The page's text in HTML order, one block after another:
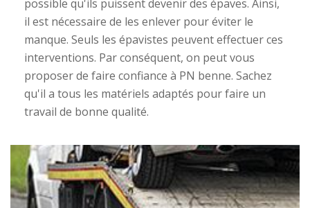
possible qu'ils puissent devenir des épaves. Ainsi,
il est nécessaire de les enlever pour éviter le
manque. Seuls les épavistes peuvent effectuer ces
interventions. Par conséquent, on peut vous
proposer de faire confiance à PN benne. Sachez
qu'il a tous les matériels adaptés pour faire un
travail de bonne qualité.